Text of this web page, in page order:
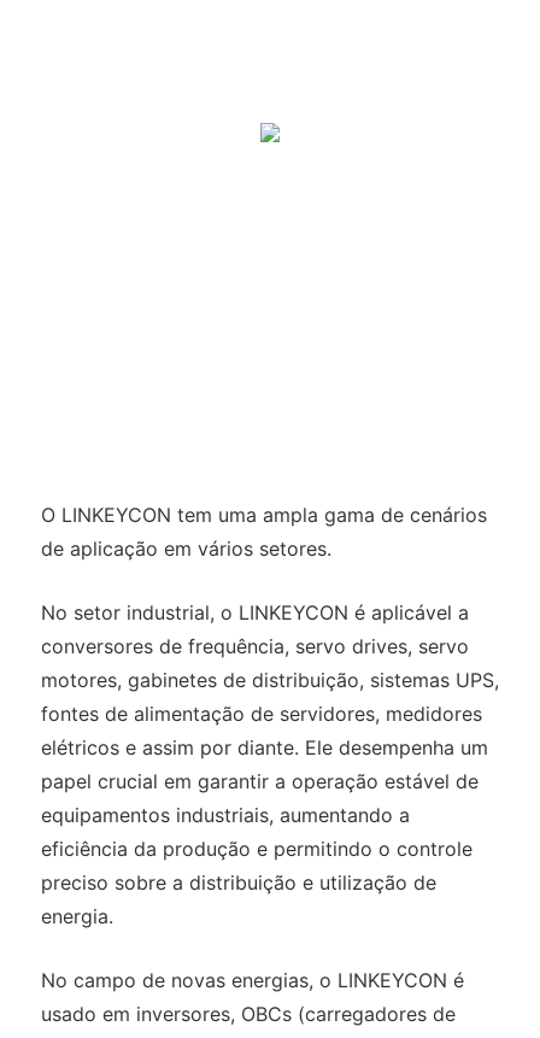
O LINKEYCON tem uma ampla gama de cenários
de aplicação em vários setores.
No setor industrial, o LINKEYCON é aplicável a
conversores de frequência, servo drives, servo
motores, gabinetes de distribuição, sistemas UPS,
fontes de alimentação de servidores, medidores
elétricos e assim por diante. Ele desempenha um
papel crucial em garantir a operação estável de
equipamentos industriais, aumentando a
eficiência da produção e permitindo o controle
preciso sobre a distribuição e utilização de
energia.
No campo de novas energias, o LINKEYCON é
usado em inversores, OBCs (carregadores de